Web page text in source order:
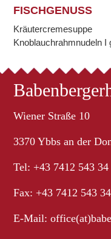
FISCHGENUSS
Kräutercremesuppe
Knoblauchrahmnudeln I
Wiener Straße 10
3370 Ybbs an der
Tel: +43 7412 543 34
Fax: +43 7412 543
E-Mail: